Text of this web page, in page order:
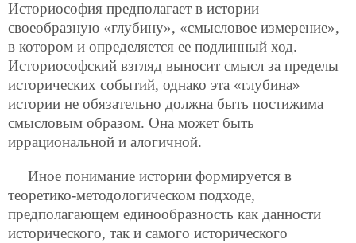
Историософия предполагает в истории
своеобразную «глубину», «смысловое измерение»,
в котором и определяется ее подлинный ход.
Историософский взгляд выносит смысл за пределы
исторических событий, однако эта «глубина»
истории не обязательно должна быть постижима
смысловым образом. Она может быть
иррациональной и алогичной.
Иное понимание истории формируется в
теоретико-методологическом подходе,
предполагающем единообразность как данности
исторического, так и самого исторического